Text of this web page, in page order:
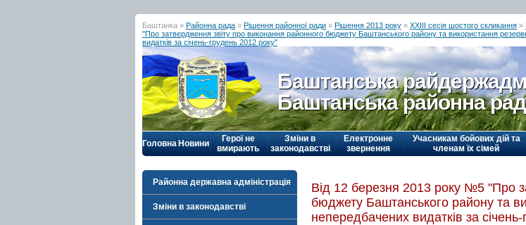
Баштанка » Районна рада » Рішення районної ради » Рішення 2013 року » ХХІІІ сесія шостого скликання »
"Про затвердження звіту про виконання районного бюджету Баштанського району та використання
видатків за січень-грудень 2012 року"
Баштанська
Баштанська районна
Головна Новини
Герої не
вмирають
Зміни в
законодавстві
Електронне
звернення
Учасникам бойових дій та
членам їх сімей
Районна державна адміністрація
Зміни в законодавстві
Від 12 березня 2013 року №5 "Про
бюджету Баштанського району та
непередбачених видатків за